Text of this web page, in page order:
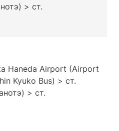
> ст.
Haneda Airport (Airport
Kyuko Bus) > ст.
> ст.